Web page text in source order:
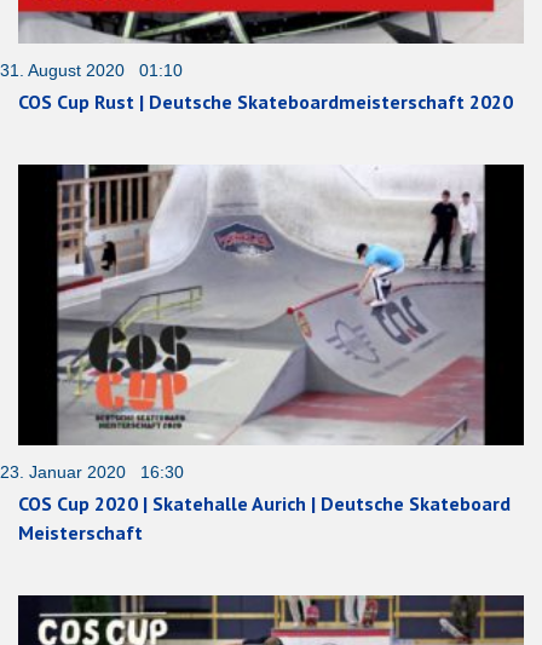
31. August 2020 01:10
COS Cup Rust | Deutsche Skateboardmeisterschaft 2020
23. Januar 2020 16:30
COS Cup 2020 | Skatehalle Aurich | Deutsche Skateboard
Meisterschaft